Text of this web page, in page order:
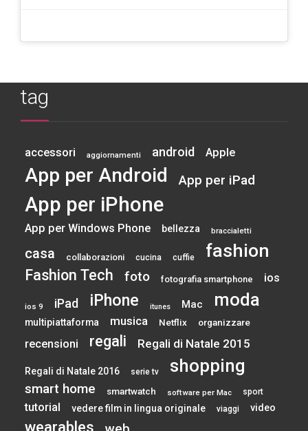
tag
accessori aggiornamenti android Apple
App per Android App per iPad
App per iPhone
App per Windows Phone bellezza braccialetti
casa collaborazioni cucina cuffie fashion
Fashion Tech foto fotografia smartphone ios
ios 9 iPad iPhone itunes Mac moda
multipiattaforma musica Netflix organizzare
recensioni regali Regali di Natale 2015
Regali di Natale 2016 serie tv shopping
smart home smartwatch software per Mac sport
tutorial vedere film in lingua originale viaggi video
wearables